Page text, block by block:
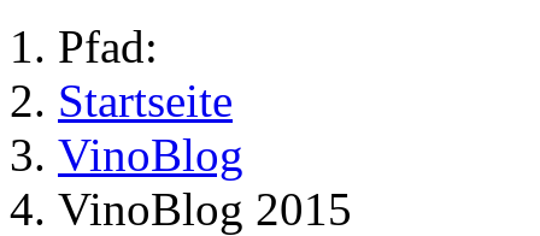
Pfad:
Startseite
VinoBlog
VinoBlog 2015